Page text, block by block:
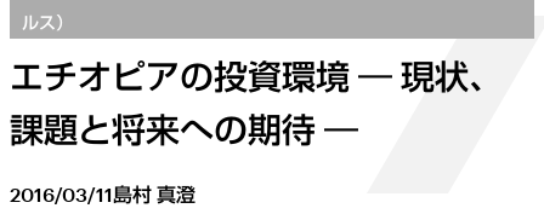
ルス）
エチオピアの投資環境 ― 現状、
課題と将来への期待 ―
2016/03/11島村 真澄